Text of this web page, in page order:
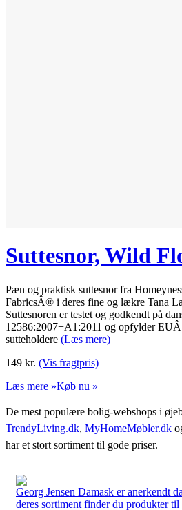
Suttesnor, Wild
Pæn og praktisk suttesnor fra
FabricsÂ® i deres fine og lækre Tana
Suttesnoren er testet og godkendt på
12586:2007+A1:2011 og opfylder
sutteholdere (Læs mere)
149 kr. (Vis fragtpris)
Læs mere »Køb nu »
De mest populære bolig-webshops i
TrendyLiving.dk, MyHomeMøbler.dk
har et stort sortiment til gode priser.
Georg Jensen Damask er anerkendt
deres sortiment finder du produkter